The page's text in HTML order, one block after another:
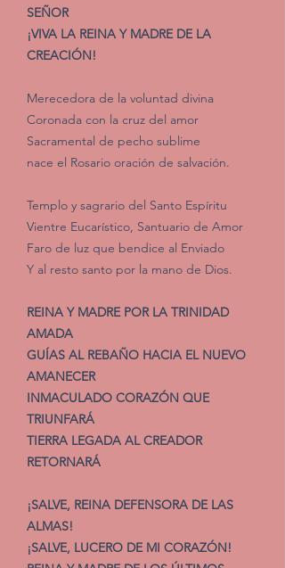
SEÑOR
¡VIVA LA REINA Y MADRE DE LA
CREACIÓN!
Merecedora de la voluntad divina
Coronada con la cruz del amor
Sacramental de pecho sublime
nace el Rosario oración de salvación.
Templo y sagrario del Santo Espíritu
Vientre Eucarístico, Santuario de Amor
Faro de luz que bendice al Enviado
Y al resto santo por la mano de Dios.
REINA Y MADRE POR LA TRINIDAD
AMADA
GUÍAS AL REBAÑO HACIA EL NUEVO
AMANECER
INMACULADO CORAZÓN QUE
TRIUNFARÁ
TIERRA LEGADA AL CREADOR
RETORNARÁ
¡SALVE, REINA DEFENSORA DE LAS
ALMAS!
¡SALVE, LUCERO DE MI CORAZÓN!